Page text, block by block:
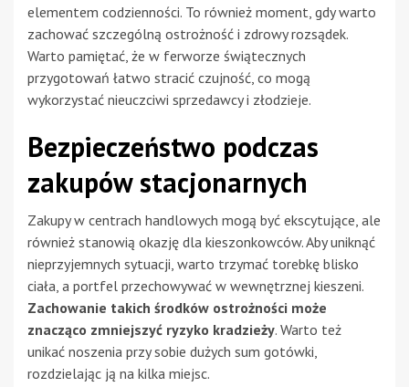
elementem codzienności. To również moment, gdy warto
zachować szczególną ostrożność i zdrowy rozsądek.
Warto pamiętać, że w ferworze świątecznych
przygotowań łatwo stracić czujność, co mogą
wykorzystać nieuczciwi sprzedawcy i złodzieje.
Bezpieczeństwo podczas
zakupów stacjonarnych
Zakupy w centrach handlowych mogą być ekscytujące, ale
również stanowią okazję dla kieszonkowców. Aby uniknąć
nieprzyjemnych sytuacji, warto trzymać torebkę blisko
ciała, a portfel przechowywać w wewnętrznej kieszeni.
Zachowanie takich środków ostrożności może
znacząco zmniejszyć ryzyko kradzieży. Warto też
unikać noszenia przy sobie dużych sum gotówki,
rozdzielając ją na kilka miejsc.